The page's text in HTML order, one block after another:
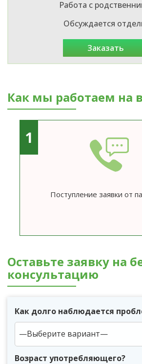
Работа с
Обсуждается
заказать
Как мы работаем на
1
Поступление заявки от
Оставьте заявку на
консультацию
Как долго наблюдается
Возраст употребляющего?